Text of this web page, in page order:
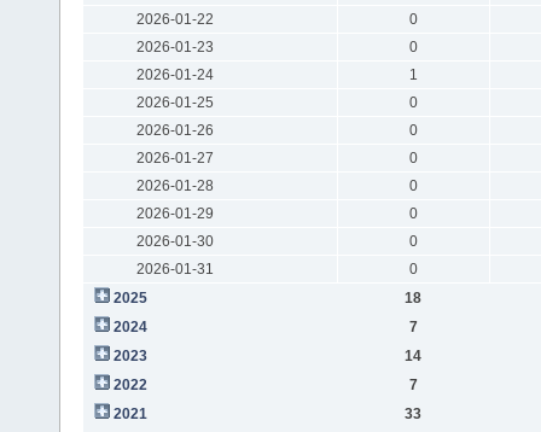
2026-01-22
0
2026-01-23
0
2026-01-24
1
2026-01-25
0
2026-01-26
0
2026-01-27
0
2026-01-28
0
2026-01-29
0
2026-01-30
0
2026-01-31
0
2025
18
2024
7
2023
14
2022
7
2021
33